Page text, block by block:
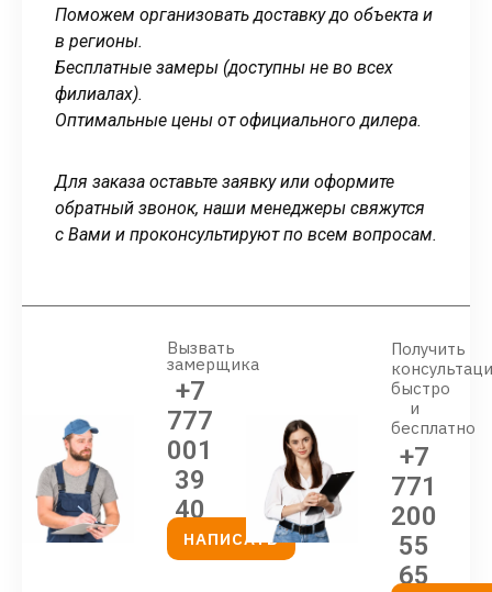
Поможем организовать доставку до объекта и
в регионы.
Бесплатные замеры (доступны не во всех
филиалах).
Оптимальные цены от официального дилера.
Для заказа оставьте заявку или оформите
обратный звонок, наши менеджеры свяжутся
с Вами и проконсультируют по всем вопросам.
Вызвать
замерщика
+7
777
001
39
40
НАПИСАТЬ
Получить
быстро
и
бесплатно
+7
771
200
55
65